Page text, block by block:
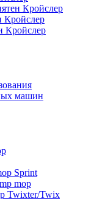
Кройслер
Кройслер
Кройслер
машин
Sprint
mop
Twixter/Twix